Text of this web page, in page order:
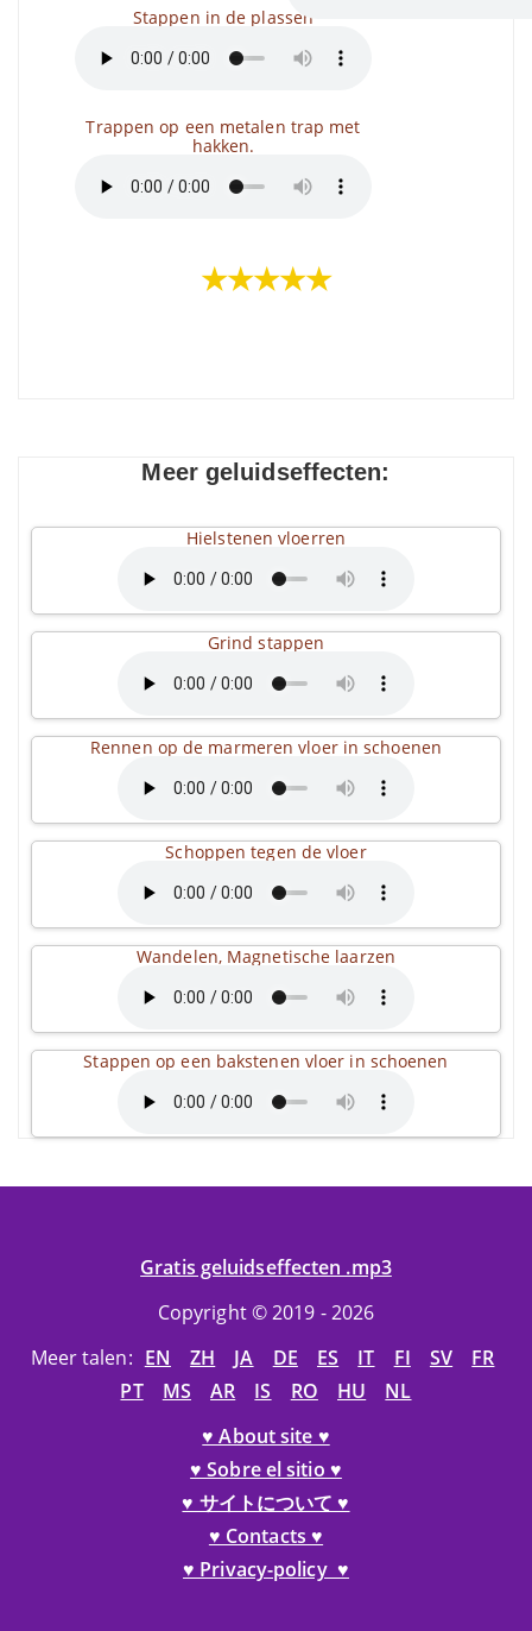
Stappen in de plassen
Trappen op een metalen trap met
hakken.
★★★★★
Meer geluidseffecten:
Hielstenen vloerren
Grind stappen
Rennen op de marmeren vloer in schoenen
Schoppen tegen de vloer
Wandelen, Magnetische laarzen
Stappen op een bakstenen vloer in schoenen
Gratis geluidseffecten .mp3
Copyright © 2019 - 2026
Meer talen: EN ZH JA DE ES IT FI SV
FR
PT
MS AR IS RO HU
NL
♥ About site ♥
♥ Sobre el sitio ♥
♥ サイトについて ♥
♥ Contacts ♥
♥ Privacy-policy ♥